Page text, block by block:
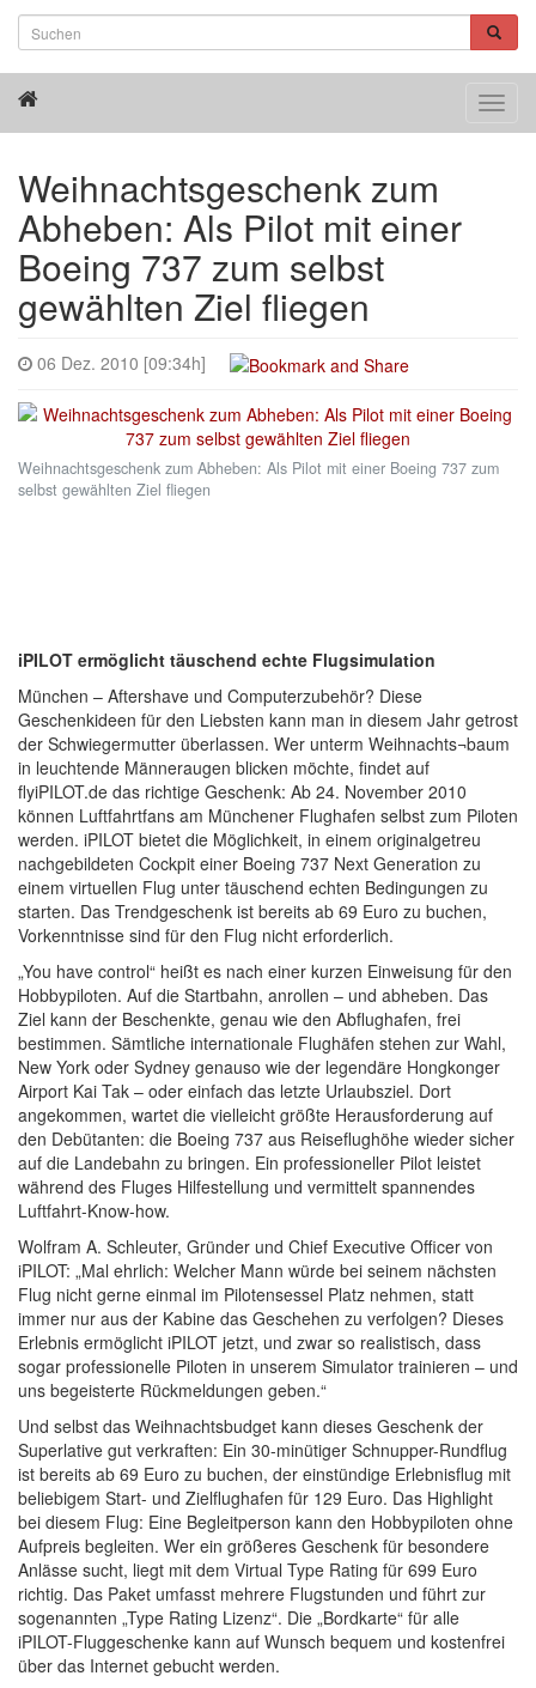
Weihnachtsgeschenk zum
Abheben: Als Pilot mit einer
Boeing 737 zum selbst
gewählten Ziel fliegen
06 Dez. 2010 [09:34h]
Weihnachtsgeschenk zum Abheben: Als Pilot mit einer Boeing 737 zum
selbst gewählten Ziel fliegen
iPILOT ermöglicht täuschend echte Flugsimulation
München – Aftershave und Computerzubehör? Diese
Geschenkideen für den Liebsten kann man in diesem Jahr getrost
der Schwiegermutter überlassen. Wer unterm Weihnachts¬baum
in leuchtende Männeraugen blicken möchte, findet auf
flyiPILOT.de das richtige Geschenk: Ab 24. November 2010
können Luftfahrtfans am Münchener Flughafen selbst zum Piloten
werden. iPILOT bietet die Möglichkeit, in einem originalgetreu
nachgebildeten Cockpit einer Boeing 737 Next Generation zu
einem virtuellen Flug unter täuschend echten Bedingungen zu
starten. Das Trendgeschenk ist bereits ab 69 Euro zu buchen,
Vorkenntnisse sind für den Flug nicht erforderlich.
„You have control“ heißt es nach einer kurzen Einweisung für den
Hobbypiloten. Auf die Startbahn, anrollen – und abheben. Das
Ziel kann der Beschenkte, genau wie den Abflughafen, frei
bestimmen. Sämtliche internationale Flughäfen stehen zur Wahl,
New York oder Sydney genauso wie der legendäre Hongkonger
Airport Kai Tak – oder einfach das letzte Urlaubsziel. Dort
angekommen, wartet die vielleicht größte Herausforderung auf
den Debütanten: die Boeing 737 aus Reiseflughöhe wieder sicher
auf die Landebahn zu bringen. Ein professioneller Pilot leistet
während des Fluges Hilfestellung und vermittelt spannendes
Luftfahrt-Know-how.
Wolfram A. Schleuter, Gründer und Chief Executive Officer von
iPILOT: „Mal ehrlich: Welcher Mann würde bei seinem nächsten
Flug nicht gerne einmal im Pilotensessel Platz nehmen, statt
immer nur aus der Kabine das Geschehen zu verfolgen? Dieses
Erlebnis ermöglicht iPILOT jetzt, und zwar so realistisch, dass
sogar professionelle Piloten in unserem Simulator trainieren – und
uns begeisterte Rückmeldungen geben.“
Und selbst das Weihnachtsbudget kann dieses Geschenk der
Superlative gut verkraften: Ein 30-minütiger Schnupper-Rundflug
ist bereits ab 69 Euro zu buchen, der einstündige Erlebnisflug mit
beliebigem Start- und Zielflughafen für 129 Euro. Das Highlight
bei diesem Flug: Eine Begleitperson kann den Hobbypiloten ohne
Aufpreis begleiten. Wer ein größeres Geschenk für besondere
Anlässe sucht, liegt mit dem Virtual Type Rating für 699 Euro
richtig. Das Paket umfasst mehrere Flugstunden und führt zur
sogenannten „Type Rating Lizenz“. Die „Bordkarte“ für alle
iPILOT-Fluggeschenke kann auf Wunsch bequem und kostenfrei
über das Internet gebucht werden.